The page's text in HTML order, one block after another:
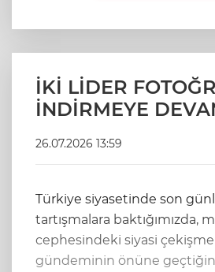
İKİ LİDER
İNDİRMEYE
26.07.2026 13:59
Türkiye siyasetinde son
tartışmalara baktığımızda,
cephesindeki siyasi
gündeminin önüne